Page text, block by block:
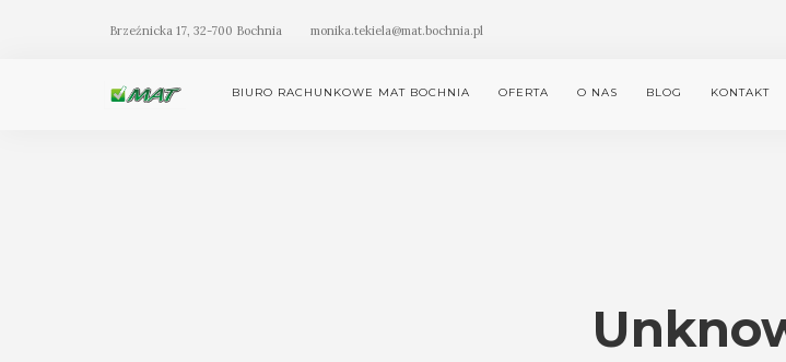
Brzeźnicka 17, 32-700 Bochnia monika.tekiela@mat.bochnia.pl
BIURO RACHUNKOWE MAT BOCHNIA OFERTA O NAS BLOG KONTAKT